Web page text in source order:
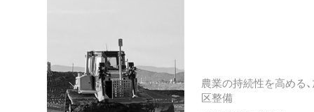
農業の持続性を高める
区整備